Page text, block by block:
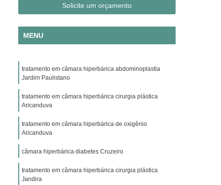
Oxigenação Hiperbárica
Hiperbárica em Campina Grande
Oxigenação Hiperbárica em São Paulo
Hiperbárica Tratamento
de Oxigenação Hiperbárica
Oxigenoterapia em Campina Grande
São Paulo
Oxigenoterapia em Sorocaba
para Cicatrização
Oxigenoterapia para Tratamento de Feridas
Oxigenoterapia Tratamento de Feridas
Solicite um orçamento
MENU
tratamento em câmara hiperbárica abdominoplastia
Jardim Paulistano
tratamento em câmara hiperbárica cirurgia plástica
Aricanduva
tratamento em câmara hiperbárica de oxigênio
Aricanduva
câmara hiperbárica diabetes Cruzeiro
tratamento em câmara hiperbárica cirurgia plástica
Jandira